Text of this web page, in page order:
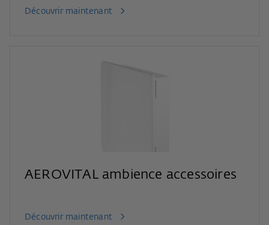
Découvrir maintenant
AEROVITAL ambience accessoires
Découvrir maintenant